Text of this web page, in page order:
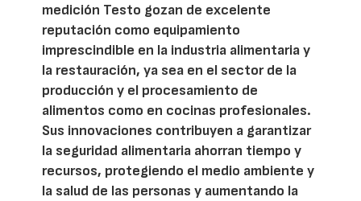
medición Testo gozan de excelente
reputación como equipamiento
imprescindible en la industria alimentaria y
la restauración, ya sea en el sector de la
producción y el procesamiento de
alimentos como en cocinas profesionales.
Sus innovaciones contribuyen a garantizar
la seguridad alimentaria ahorran tiempo y
recursos, protegiendo el medio ambiente y
la salud de las personas y aumentando la